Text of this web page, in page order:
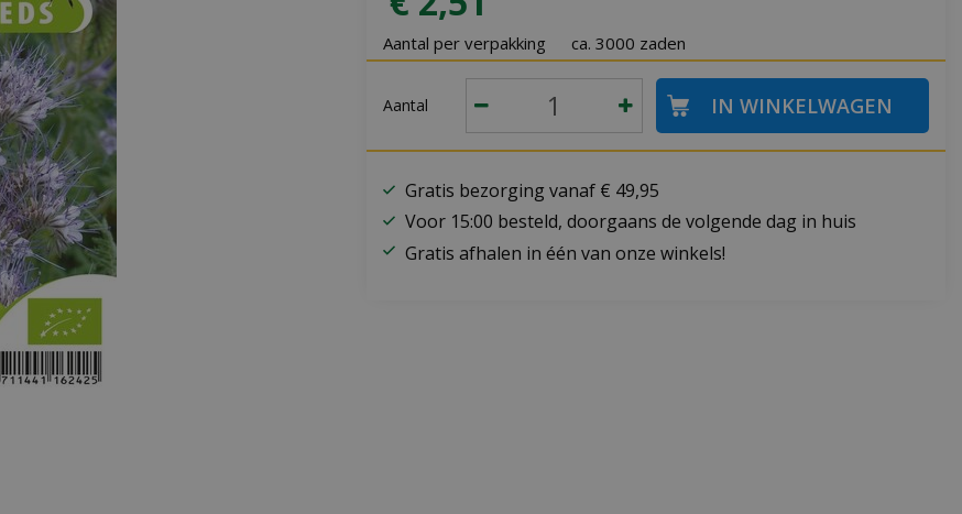
Aantal per verpakking ca. 3000 zaden
Aantal
Gratis bezorging vanaf € 49,95
Voor 15:00 besteld, doorgaans de volgende dag in huis
Gratis afhalen in één van onze winkels!